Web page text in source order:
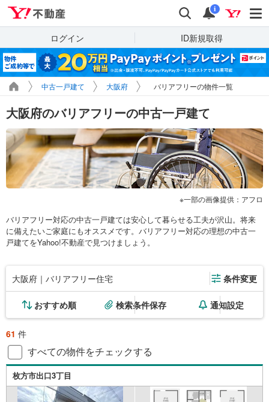
検索 通知
i
ログイン ID新規取得
中古一戸建て 大阪府 バリアフリーの物件一覧
大阪府のバリアフリーの中古一戸建て
一部の画像提供：アフロ
バリアフリー対応の中古一戸建ては安心して暮らせる工夫が沢山。将来
に備えたいご家庭にもオススメです。バリアフリー対応の理想の中古一
戸建てをYahoo!不動産で見つけましょう。
大阪府｜バリアフリー住宅 条件変更
おすすめ順 検索条件保存 通知設定
61 件
すべての物件をチェックする
枚方市出口3丁目